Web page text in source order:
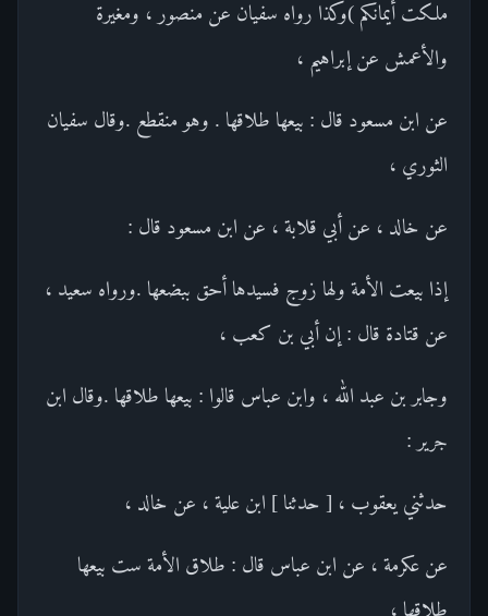
ملكت أيمانكم )وكذا رواه سفيان عن منصور ، ومغيرة
والأعمش عن إبراهيم ،
عن ابن مسعود قال : بيعها طلاقها . وهو منقطع .وقال سفيان
الثوري ،
عن خالد ، عن أبي قلابة ، عن ابن مسعود قال :
إذا بيعت الأمة ولها زوج فسيدها أحق ببضعها .ورواه سعيد ،
عن قتادة قال : إن أبي بن كعب ،
وجابر بن عبد الله ، وابن عباس قالوا : بيعها طلاقها .وقال ابن
جرير :
حدثني يعقوب ، [ حدثنا ] ابن علية ، عن خالد ،
عن عكرمة ، عن ابن عباس قال : طلاق الأمة ست بيعها
طلاقها ،